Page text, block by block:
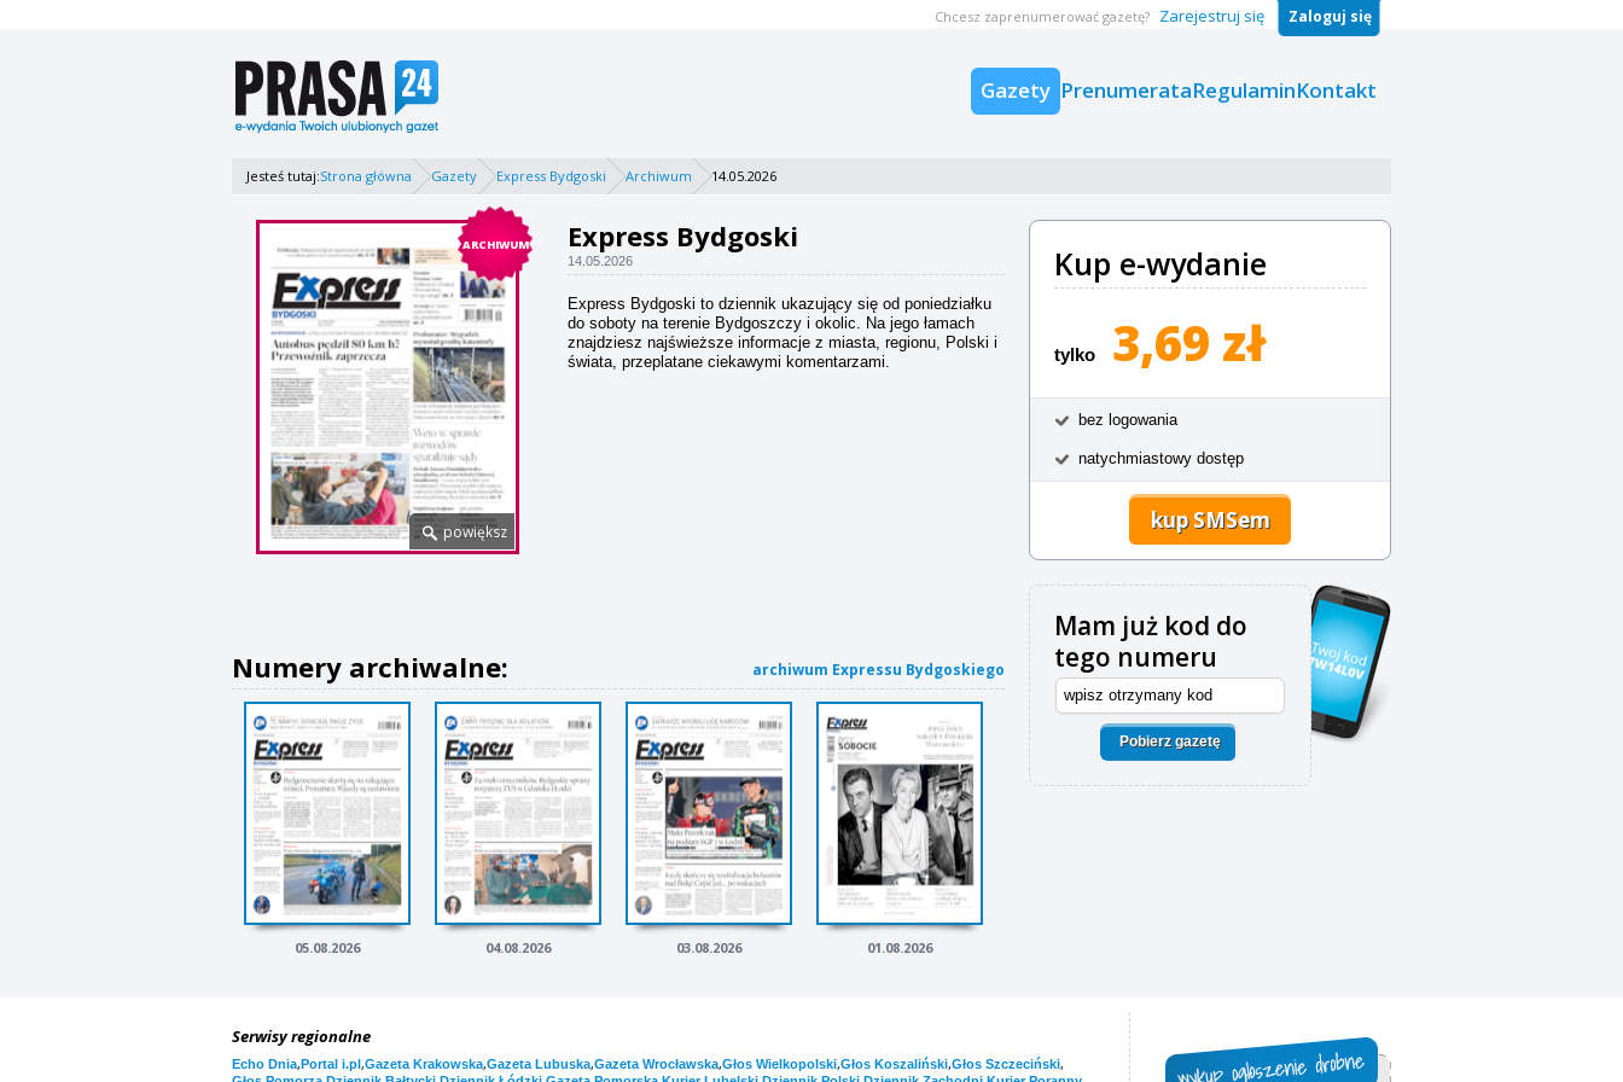
Gazety PrenumerataRegulaminKontakt
Chcesz zaprenumerować gazetę? Zarejestruj się Zaloguj się
Jesteś tutaj:Strona główna Gazety Express Bydgoski Archiwum 14.05.2026
ARCHIWUM
powiększ
Express Bydgoski
14.05.2026
Express Bydgoski to dziennik ukazujący się od poniedziałku
do soboty na terenie Bydgoszczy i okolic. Na jego łamach
znajdziesz najświeższe informacje z miasta, regionu, Polski i
świata, przeplatane ciekawymi komentarzami.
Kup e-wydanie
tylko 3,69 zł
bez logowania
natychmiastowy dostęp
kup SMSem
Mam już kod do
tego numeru
Pobierz gazetę
Numery archiwalne: archiwum Expressu Bydgoskiego
05.08.2026 04.08.2026 03.08.2026 01.08.2026
Serwisy regionalne
Echo Dnia,Portal i.pl,Gazeta Krakowska,Gazeta Lubuska,Gazeta Wrocławska,Głos Wielkopolski,Głos Koszaliński,Głos Szczeciński,